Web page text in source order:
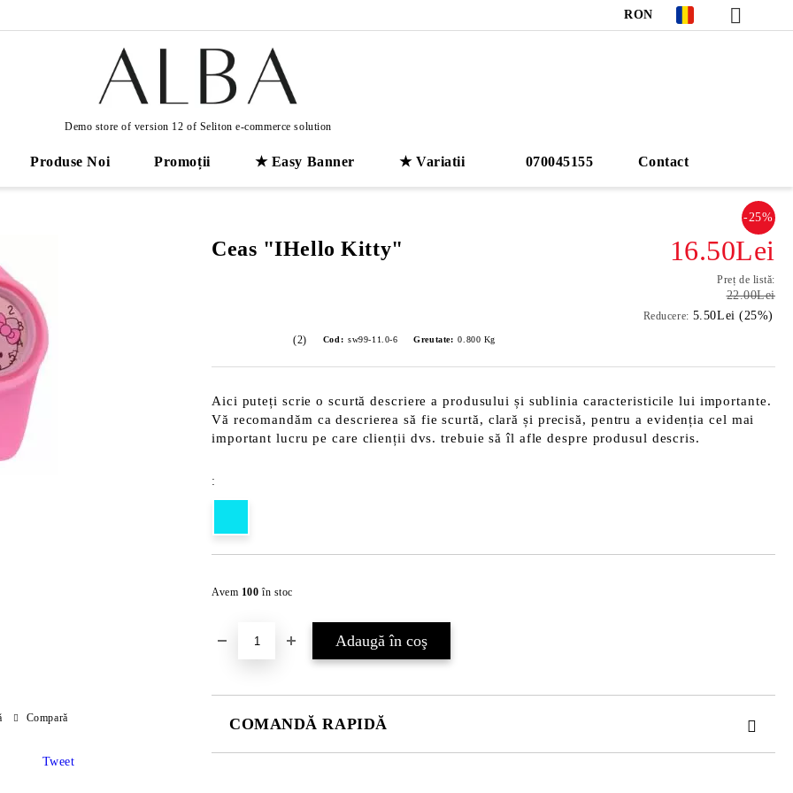
RON
Demo store of version 12 of Seliton e-commerce solution
Produse Noi Promoții ★ Easy Banner ★ Variatii 070045155 Contact
Ceas "IHello Kitty"
-25%
16.50Lei
Preț de listă:
22.00Lei
Reducere: 5.50Lei (25%)
(2) Cod: sw99-11.0-6 Greutate: 0.800 Kg
Aici puteți scrie o scurtă descriere a produsului și sublinia caracteristicile lui importante.
Vă recomandăm ca descrierea să fie scurtă, clară și precisă, pentru a evidenția cel mai
important lucru pe care clienții dvs. trebuie să îl afle despre produsul descris.
:
Avem 100în stoc
COMANDĂ RAPIDĂ
Compară
Tweet